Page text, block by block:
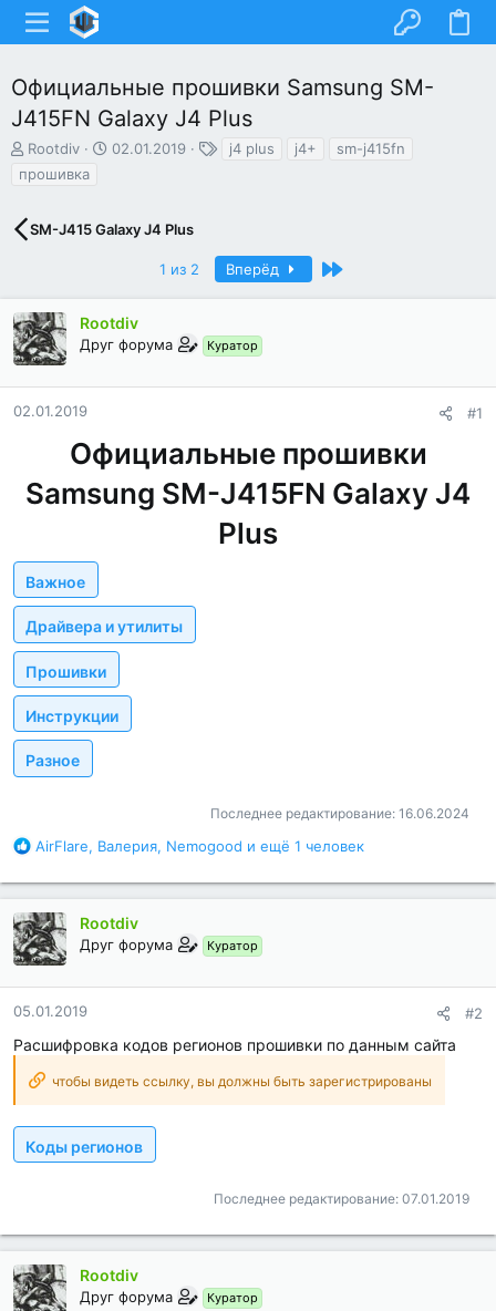
Официальные прошивки Samsung SM-
J415FN Galaxy J4 Plus
А
т
р
т
Rootdiv
Д
н
а
02.01.2019 j4 plus j4+
sm-j415fn
прошивка
SM-J415 Galaxy J4 Plus
1 из 2 Вперёд Последний
Rootdiv
Друг форума Куратор
02.01.2019 #1
Официальные прошивки
Samsung SM-J415FN Galaxy J4
Plus
Важное
Драйвера и утилиты
Прошивки
Инструкции
Разное
Последнее редактирование: 16.06.2024
Б
а
г
о
д
а
р
н
с
и
:
AirFlare, Валерия, Nemogood и ещё 1 человек
Rootdiv
Друг форума Куратор
05.01.2019 #2
Расшифровка кодов регионов прошивки по данным сайта
чтобы видеть ссылку, вы должны быть зарегистрированы
Коды регионов
Последнее редактирование: 07.01.2019
Rootdiv
Друг форума Куратор